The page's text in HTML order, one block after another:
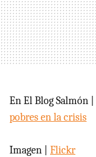
En El Blog Salmón |
pobres en la crisis
Imagen | Flickr